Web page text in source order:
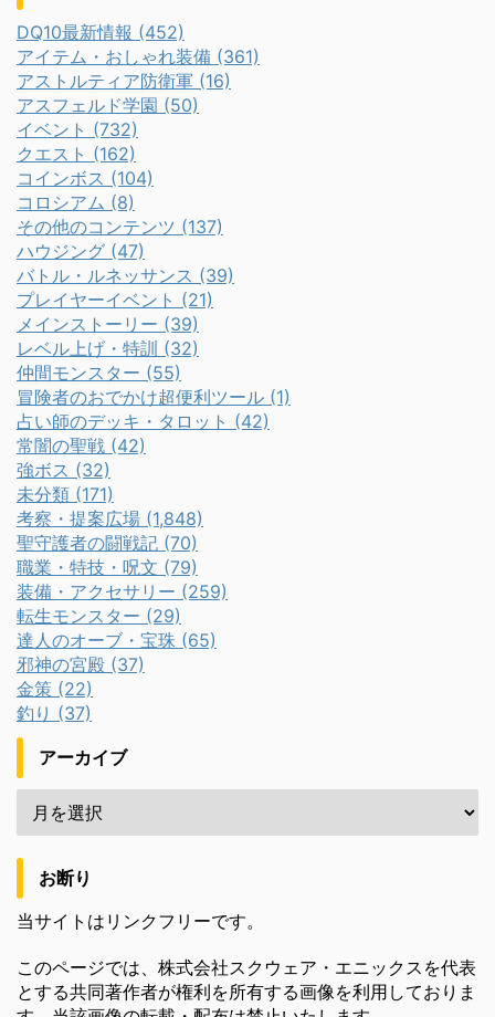
DQ10最新情報 (452)
アイテム・おしゃれ装備 (361)
アストルティア防衛軍 (16)
アスフェルド学園 (50)
イベント (732)
クエスト (162)
コインボス (104)
コロシアム (8)
その他のコンテンツ (137)
ハウジング (47)
バトル・ルネッサンス (39)
プレイヤーイベント (21)
メインストーリー (39)
レベル上げ・特訓 (32)
仲間モンスター (55)
冒険者のおでかけ超便利ツール (1)
占い師のデッキ・タロット (42)
常闇の聖戦 (42)
強ボス (32)
未分類 (171)
考察・提案広場 (1,848)
聖守護者の闘戦記 (70)
職業・特技・呪文 (79)
装備・アクセサリー (259)
転生モンスター (29)
達人のオーブ・宝珠 (65)
邪神の宮殿 (37)
金策 (22)
釣り (37)
アーカイブ
お断り
当サイトはリンクフリーです。
このページでは、株式会社スクウェア・エニックスを代表
とする共同著作者が権利を所有する画像を利用しておりま